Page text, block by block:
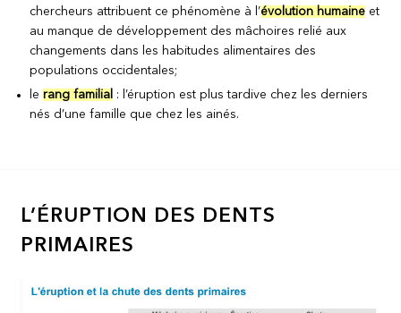
chercheurs attribuent ce phénomène à l’évolution humaine et
au manque de développement des mâchoires relié aux
changements dans les habitudes alimentaires des
populations occidentales;
lerang familial : l’éruption est plus tardive chez les derniers
nés d’une famille que chez les ainés.
L’ÉRUPTION DES DENTS
PRIMAIRES